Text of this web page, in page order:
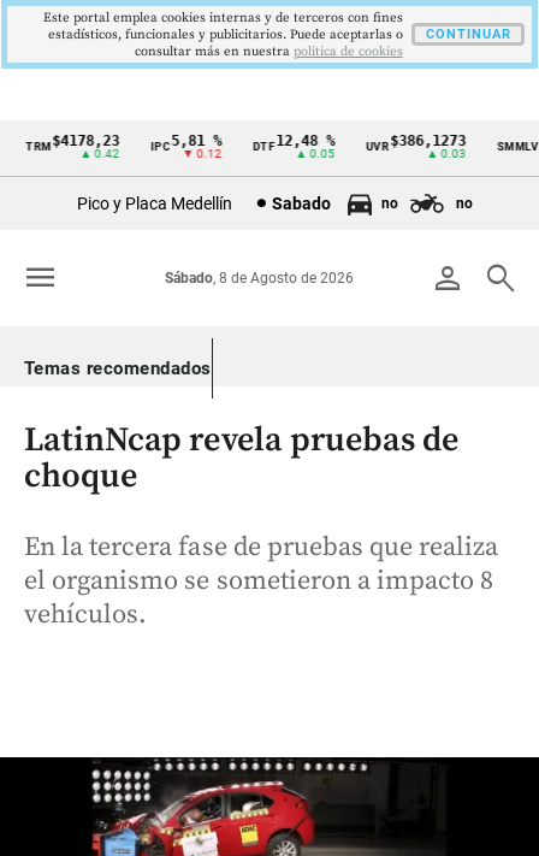
Cintillo
Colombia
TRM$4178,23
▲ 0.42
5,81 %
▼ 0.12
DTF12,48 %
▲ 0.05
UVR$386,1273
▲ 0.03
SMMLV
Pico y Placa Medellín Sabado no no
person search
Sábado, 8 de Agosto de 2026
menu
Temas recomendados
LatinNcap revela pruebas de
choque
En la tercera fase de pruebas que realiza
el organismo se sometieron a impacto 8
vehículos.
Este portal emplea cookies internas y de terceros con fines
estadísticos, funcionales y publicitarios. Puede aceptarlas o
consultar más en nuestra politica de cookies
CONTINUAR